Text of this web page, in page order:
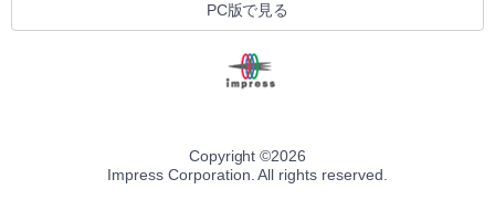
PC版で見る
Copyright ©2026
Impress Corporation. All rights reserved.